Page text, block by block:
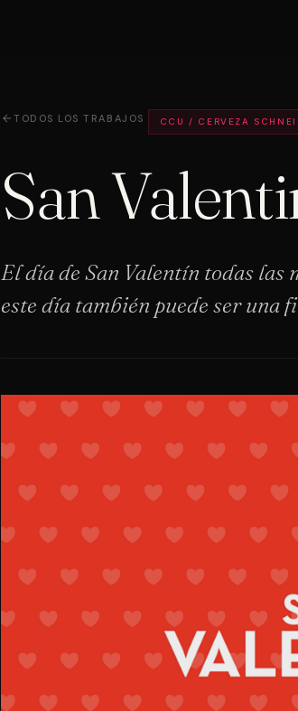
TODOS LOS TRABAJOS CCU / CERVEZA
San
El día de San Valentín todas las
este día también puede ser una